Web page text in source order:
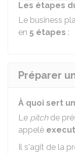
Les étapes
Le business
en 5 étapes :
Préparer
À quoi sert
Le pitchde
appelé
Il s'agit de la